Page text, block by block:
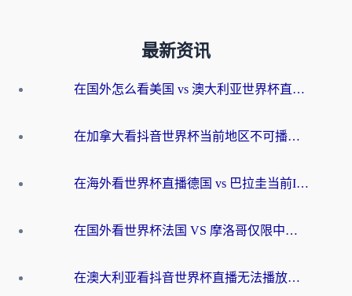
最新资讯
在国外怎么看美国 vs 澳大利亚世界杯直播？海外党必藏的中文解说观赛指南
在加拿大看抖音世界杯当前地区不可播放？海外党体育观赛终极指南
在海外看世界杯直播德国 vs 巴拉圭当前IP受限制？这篇指南帮你轻松解决地区限制
在国外看世界杯法国 VS 摩洛哥仅限中国大陆？别让地域限制拦下你的欢呼
在澳大利亚看抖音世界杯直播无法播放？海外党体育观赛终极指南来了！